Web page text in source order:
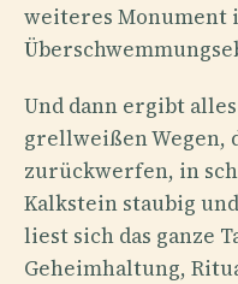
weiteres Monument
Und dann ergibt
grellweißen Wegen,
zurückwerfen, in
Kalkstein staubig
liest sich das ganze
Geheimhaltung,